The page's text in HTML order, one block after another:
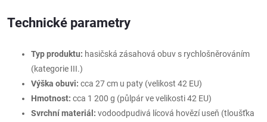
Technické parametry
Typ produktu: hasičská zásahová obuv s rychlošněrováním
(kategorie III.)
Výška obuvi: cca 27 cm u paty (velikost 42 EU)
Hmotnost: cca 1 200 g (půlpár ve velikosti 42 EU)
Svrchní materiál: vodoodpudivá lícová hovězí useň (tloušťka